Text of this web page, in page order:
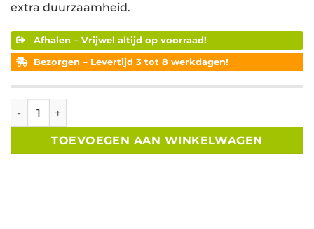
extra duurzaamheid.
Afhalen – Vrijwel altijd op voorraad!
Bezorgen – Levertijd 3 tot 8 werkdagen!
Grenen tuinplank 16x140x4000 mm 60 stuks aantal
TOEVOEGEN AAN WINKELWAGEN